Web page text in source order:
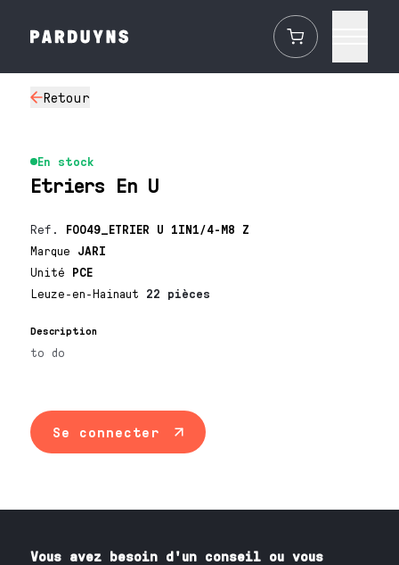
Retour
En stock
Etriers En U
Ref. F0049_ETRIER U 1IN1/4-M8 Z
Marque JARI
Unité PCE
Leuze-en-Hainaut 22 pièces
Description
to do
Se connecter
Vous avez besoin d'un conseil ou vous